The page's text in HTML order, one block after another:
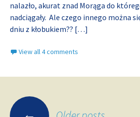
nalazło, akurat znad Morąga do
nadciągały. Ale czego innego można
dniu z kłobukiem?? […]
View all 4 comments
Posts